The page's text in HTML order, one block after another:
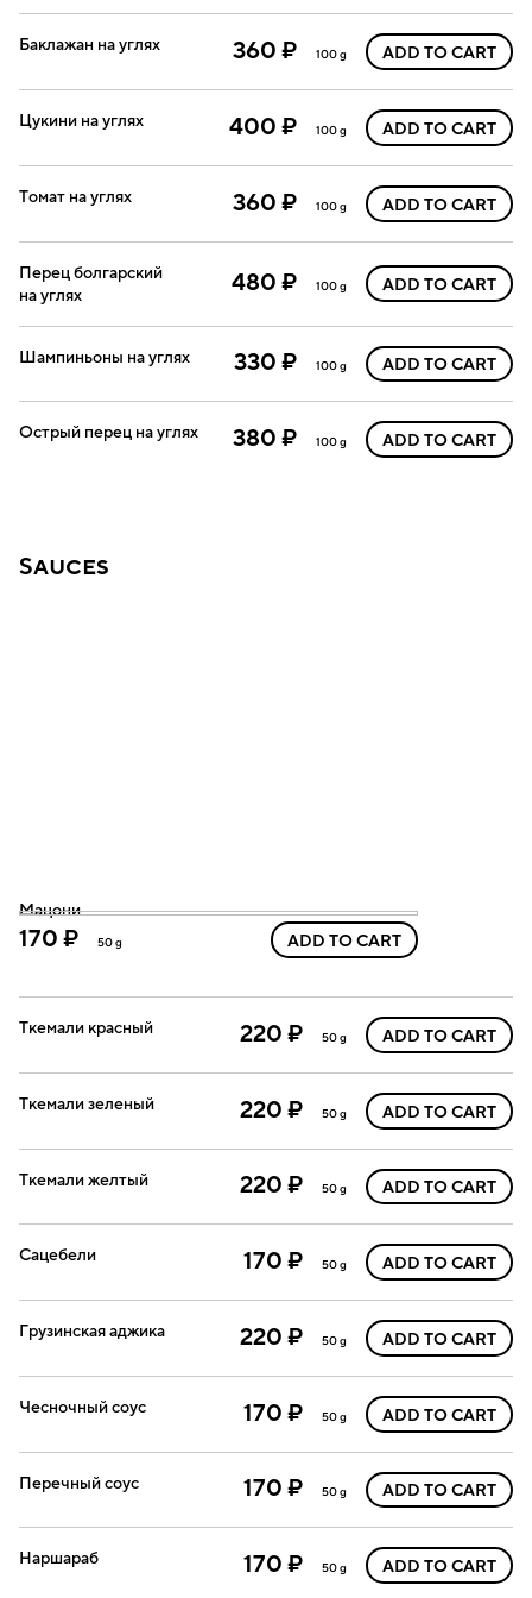
Баклажан на углях 360 ₽ 100 g ADD TO CART
Цукини на углях 400 ₽ 100 g ADD TO CART
Томат на углях 360 ₽ 100 g ADD TO CART
Перец болгарский
на углях
480 ₽ 100 g ADD TO CART
Шампиньоны на углях 330 ₽ 100 g ADD TO CART
Острый перец на углях 380 ₽ 100 g ADD TO CART
Sauces
Мацони
170 ₽ 50 g ADD TO CART
Ткемали красный 220 ₽ 50 g ADD TO CART
Ткемали зеленый 220 ₽ 50 g ADD TO CART
Ткемали желтый 220 ₽ 50 g ADD TO CART
Сацебели 170 ₽ 50 g ADD TO CART
Грузинская аджика 220 ₽ 50 g ADD TO CART
Чесночный соус 170 ₽ 50 g ADD TO CART
Перечный соус 170 ₽ 50 g ADD TO CART
Наршараб 170 ₽ 50 g ADD TO CART